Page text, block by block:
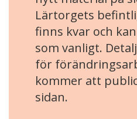
Lärtorgets
finns kvar och
som vanligt.
för
kommer att
sidan.